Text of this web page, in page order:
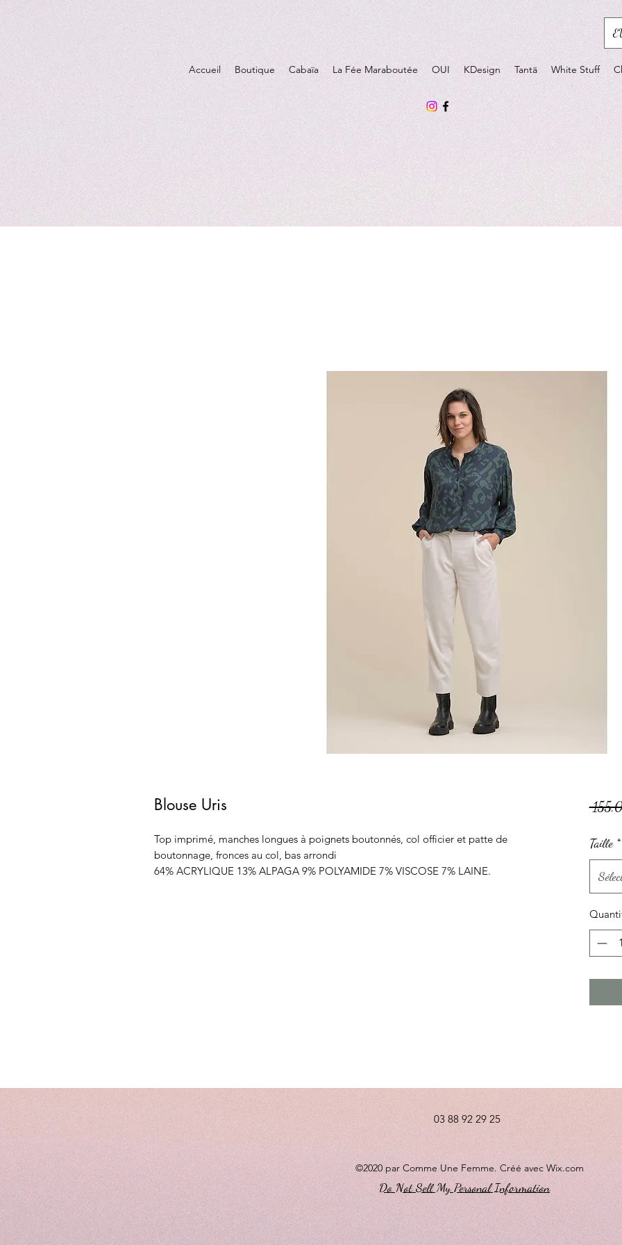
Accueil Boutique Cabaïa La Fée Maraboutée OUI KDesign Tantä White Stuff
Blouse Uris
Top imprimé, manches longues à poignets boutonnés, col officier et patte de
boutonnage, fronces au col, bas arrondi
64% ACRYLIQUE 13% ALPAGA 9% POLYAMIDE 7% VISCOSE 7% LAINE.
Taille *
03 88 92 29 25
©2020 par Comme Une Femme. Créé avec Wix.com
Do Not Sell My Personal Information